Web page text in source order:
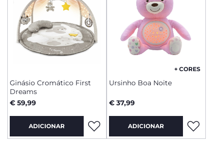
Ginásio Cromático First
Dreams
€ 59,99
ADICIONAR
+ CORES
Ursinho Boa Noite
€ 37,99
ADICIONAR